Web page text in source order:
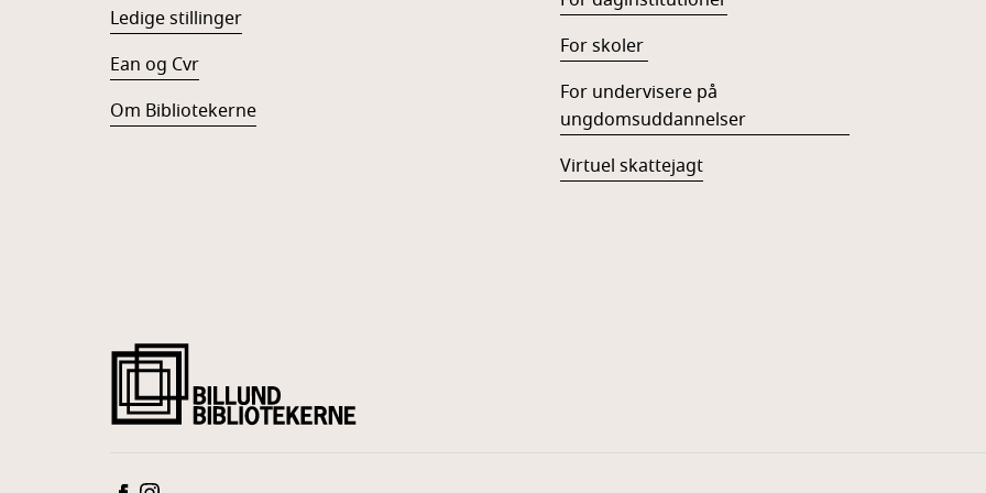
Ledige stillinger
Ean og Cvr
Om Bibliotekerne
For skoler
For undervisere på
ungdomsuddannelser
Virtuel skattejagt